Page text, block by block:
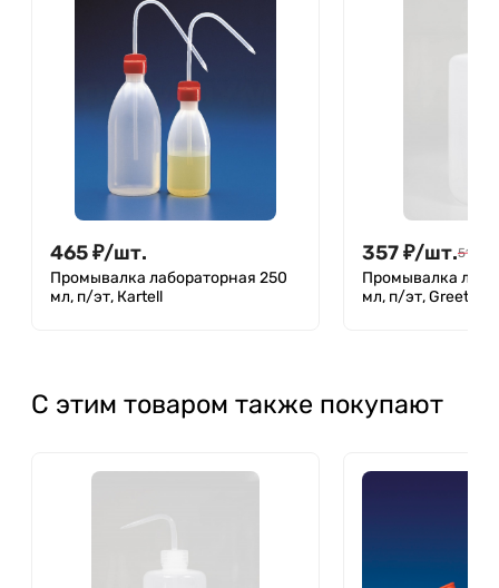
465₽/шт.
Промывалка лабораторная 250
мл, п/эт, Кartell
357₽/шт.512
Промывалка
мл, п/эт, Greetmed
С этим товаром также покупают